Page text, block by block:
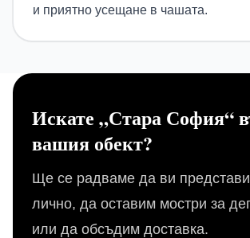
и приятно усещане в чашата.
Искате „Стара София“
вашия обект?
Ще се радваме да ви
лично, да оставим мостри за
или да обсъдим доставка.